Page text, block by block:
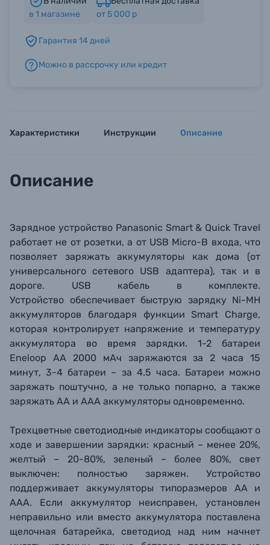
Б/У фототехника (Комиссионные товары)
Уценённые товары
в 1 магазине
от 5 000 р
Гарантия 14 дней
Можно в рассрочку или кредит
Характеристики Инструкции Описание
Описание
Зарядное устройство Panasonic Smart & Quick Travel
работает не от розетки, а от USB Micro-B входа, что
позволяет заряжать аккумуляторы как дома (от
универсального сетевого USB адаптера), так и в
дороге. USB кабель в комплекте.
Устройство обеспечивает быструю зарядку Ni-MH
аккумуляторов благодаря функции Smart Charge,
которая контролирует напряжение и температуру
аккумулятора во время зарядки. 1-2 батареи
Eneloop АА 2000 мАч заряжаются за 2 часа 15
минут, 3-4 батареи – за 4.5 часа. Батареи можно
заряжать поштучно, а не только попарно, а также
заряжать АА и ААА аккумуляторы одновременно.
Трехцветные светодиодные индикаторы сообщают о
ходе и завершении зарядки: красный – менее 20%,
желтый – 20-80%, зеленый – более 80%, свет
выключен: полностью заряжен. Устройство
поддерживает аккумуляторы типоразмеров АА и
ААА. Если аккумулятор неисправен, установлен
неправильно или вместо аккумулятора поставлена
щелочная батарейка, светодиод над ним начнет